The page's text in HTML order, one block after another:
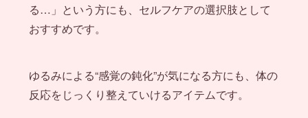
る…」という方にも、セルフケアの選択肢として
おすすめです。
ゆるみによる“感覚の鈍化”が気になる方にも、体の
反応をじっくり整えていけるアイテムです。